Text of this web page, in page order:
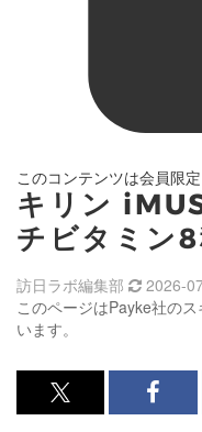
このコンテンツは会員限
キリン
チビタミン
このページはPayke社の
います。
訪日ラボ編集部 2026-
x<br>